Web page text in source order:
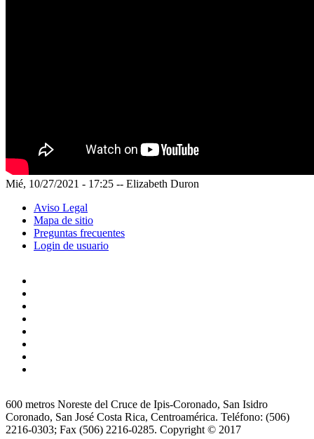
Mié, 10/27/2021 - 17:25 -- Elizabeth Duron
Aviso Legal
Mapa de sitio
Preguntas frecuentes
Login de usuario
600 metros Noreste del Cruce de Ipis-Coronado, San Isidro
Coronado, San José Costa Rica, Centroamérica. Teléfono: (506)
2216-0303; Fax (506) 2216-0285. Copyright © 2017